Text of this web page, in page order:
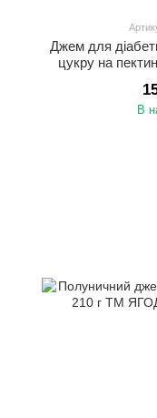
Джем для
цукру на
В